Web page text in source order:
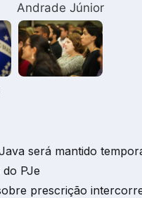
Andrade Júnior
será mantido
do PJe
prescrição